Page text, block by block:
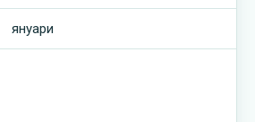
януари